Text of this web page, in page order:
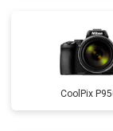
CoolPix